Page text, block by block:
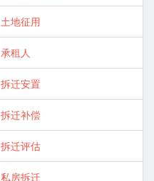
土地征用
承租人
拆迁安置
拆迁补偿
拆迁评估
私房拆迁